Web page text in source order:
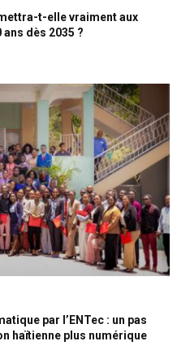
t-elle vraiment aux
ans dès 2035 ?
par l’ENTec : un pas
haïtienne plus numérique